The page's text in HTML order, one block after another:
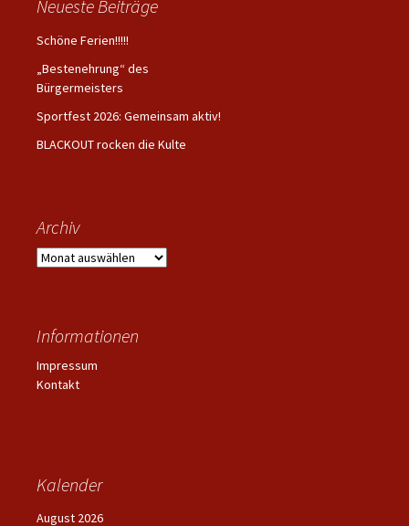
Neueste Beiträge
Schöne Ferien!!!!!
„Bestenehrung“ des
Bürgermeisters
Sportfest 2026: Gemeinsam aktiv!
BLACKOUT rocken die Kulte
Archiv
Archiv
Informationen
Impressum
Kontakt
Kalender
August 2026